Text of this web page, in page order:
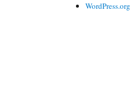
WordPress.org